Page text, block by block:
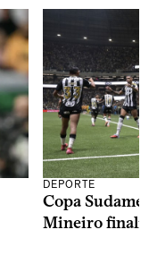
DEPORTE
Copa
Mineiro